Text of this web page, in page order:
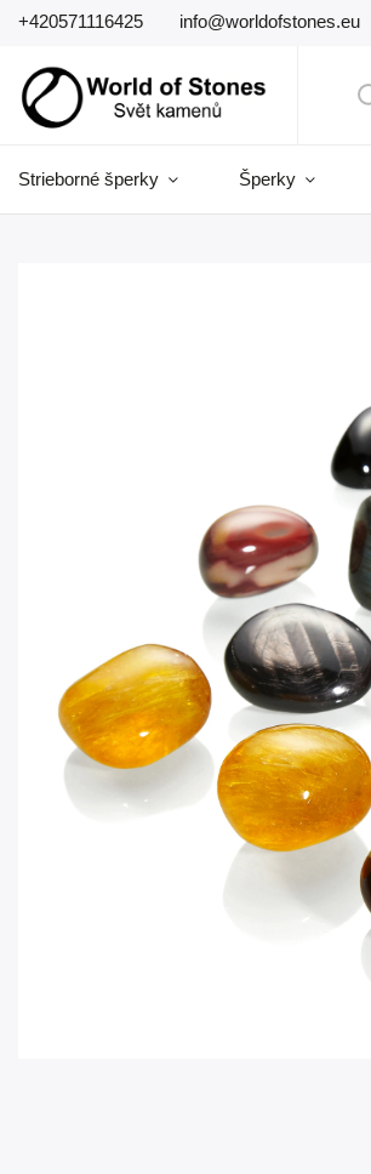
+420571116425 info@worldofstones.eu
Strieborné šperky Šperky